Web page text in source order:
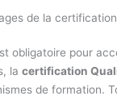
de la
obligatoire pour
lacertification
de formation.